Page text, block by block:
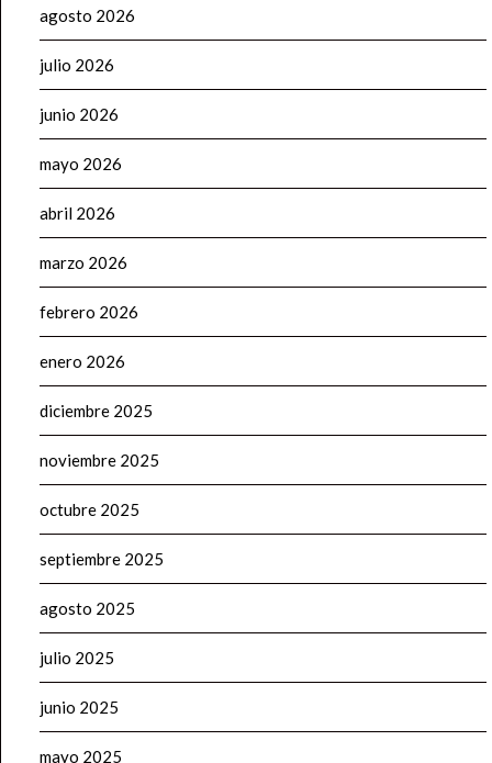
agosto 2026
julio 2026
junio 2026
mayo 2026
abril 2026
marzo 2026
febrero 2026
enero 2026
diciembre 2025
noviembre 2025
octubre 2025
septiembre 2025
agosto 2025
julio 2025
junio 2025
mayo 2025